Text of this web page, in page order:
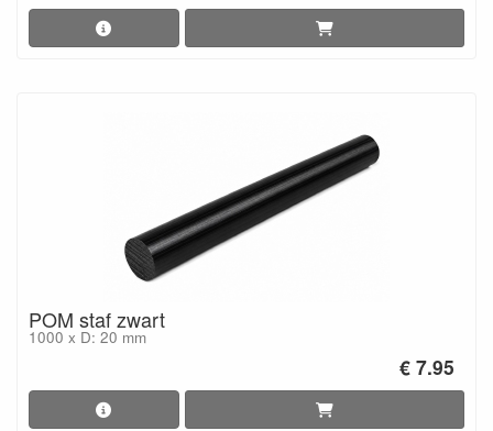
POM staf zwart
1000 x D: 20 mm
€ 7.95